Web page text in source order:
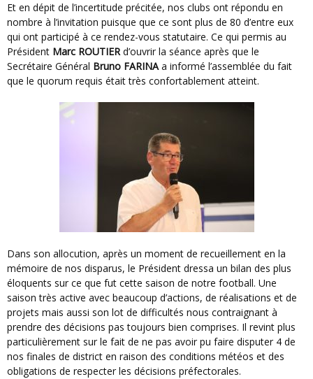
Et en dépit de l’incertitude précitée, nos clubs ont répondu en
nombre à l’invitation puisque que ce sont plus de 80 d’entre eux
qui ont participé à ce rendez-vous statutaire. Ce qui permis au
Président Marc ROUTIERd’ouvrir la séance après que le
Secrétaire Général Bruno FARINAa informé l’assemblée du fait
que le quorum requis était très confortablement atteint.
Dans son allocution, après un moment de recueillement en la
mémoire de nos disparus, le Président dressa un bilan des plus
éloquents sur ce que fut cette saison de notre football. Une
saison très active avec beaucoup d’actions, de réalisations et de
projets mais aussi son lot de difficultés nous contraignant à
prendre des décisions pas toujours bien comprises. Il revint plus
particulièrement sur le fait de ne pas avoir pu faire disputer 4 de
nos finales de district en raison des conditions météos et des
obligations de respecter les décisions préfectorales.